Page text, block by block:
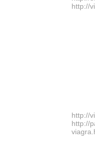
http://
http://
http://